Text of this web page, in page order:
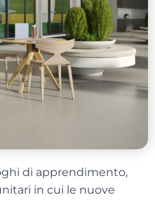
di apprendimento,
in cui le nuove